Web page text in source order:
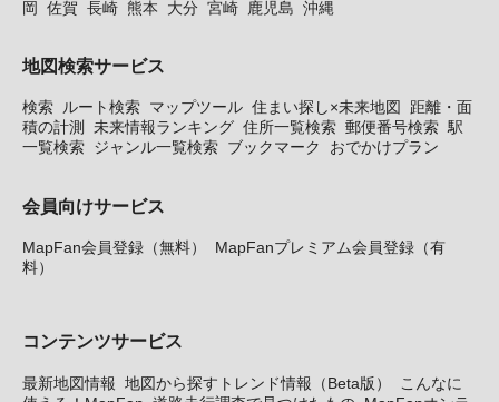
岡 佐賀 長崎 熊本 大分 宮崎 鹿児島 沖縄
地図検索サービス
検索 ルート検索 マップツール 住まい探し×未来地図
距離・面
積の計測
未来情報ランキング 住所一覧検索 郵便番号検索 駅
一覧検索 ジャンル一覧検索 ブックマーク おでかけプラン
会員向けサービス
MapFan会員登録（無料）
MapFanプレミアム会員登録（有
料）
コンテンツサービス
最新地図情報 地図から探すトレンド情報（Beta版）
こんなに